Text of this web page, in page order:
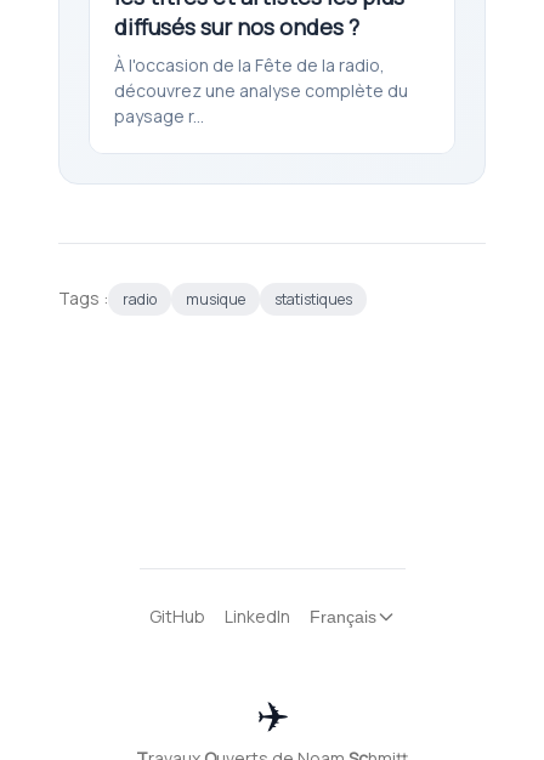
diffusés sur nos ondes ?
À l'occasion de la Fête de la radio,
découvrez une analyse complète du
paysage r...
Tags : radio musique statistiques
GitHub LinkedIn Français
✈️